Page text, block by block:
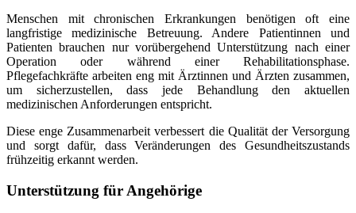
Menschen mit chronischen Erkrankungen benötigen oft eine
langfristige medizinische Betreuung. Andere Patientinnen und
Patienten brauchen nur vorübergehend Unterstützung nach einer
Operation oder während einer Rehabilitationsphase.
Pflegefachkräfte arbeiten eng mit Ärztinnen und Ärzten zusammen,
um sicherzustellen, dass jede Behandlung den aktuellen
medizinischen Anforderungen entspricht.
Diese enge Zusammenarbeit verbessert die Qualität der Versorgung
und sorgt dafür, dass Veränderungen des Gesundheitszustands
frühzeitig erkannt werden.
Unterstützung für Angehörige